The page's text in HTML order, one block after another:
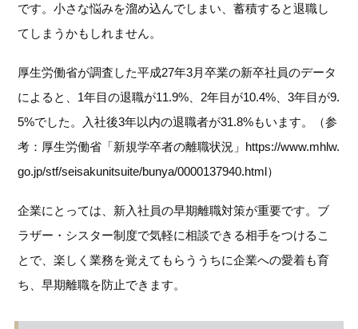
です。小さな悩みを溜め込んでしまい、蓄積すると退職し
てしまうかもしれません。
厚生労働省が調査した平成27年3月卒業の新卒社員のデータ
によると、1年目の退職が11.9%、2年目が10.4%、3年目が9.
5%でした。入社後3年以内の退職者が31.8%もいます。（参
考：厚生労働省「新規学卒者の離職状況」https://www.mhlw.
go.jp/stf/seisakunitsuite/bunya/0000137940.html）
企業にとっては、新入社員の早期離職対策が重要です。ブ
ラザー・シスター制度で気軽に相談できる相手をつけるこ
とで、楽しく業務を覚えてもらううちに企業への愛着も育
ち、早期離職を防止できます。